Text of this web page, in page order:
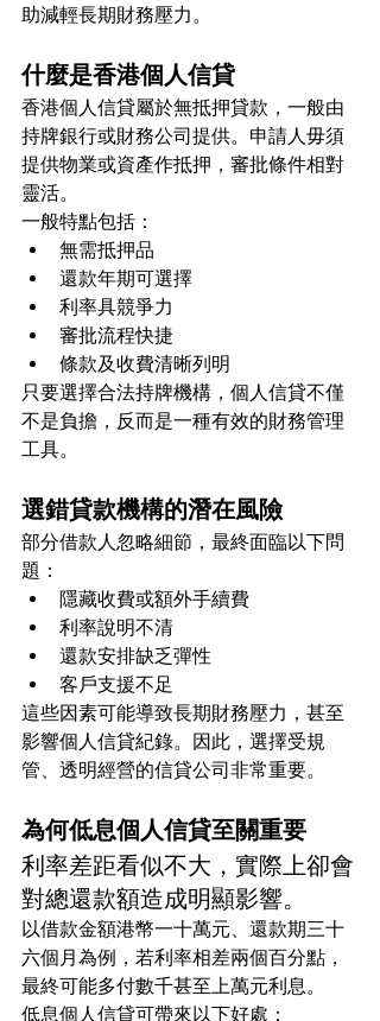
助減輕長期財務壓力。
什麼是香港個人信貸
香港個人信貸屬於無抵押貸款，一般由
持牌銀行或財務公司提供。申請人毋須
提供物業或資產作抵押，審批條件相對
靈活。
一般特點包括：
無需抵押品
還款年期可選擇
利率具競爭力
審批流程快捷
條款及收費清晰列明
只要選擇合法持牌機構，個人信貸不僅
不是負擔，反而是一種有效的財務管理
工具。
選錯貸款機構的潛在風險
部分借款人忽略細節，最終面臨以下問
題：
隱藏收費或額外手續費
利率說明不清
還款安排缺乏彈性
客戶支援不足
這些因素可能導致長期財務壓力，甚至
影響個人信貸紀錄。因此，選擇受規
管、透明經營的信貸公司非常重要。
為何低息個人信貸至關重要
利率差距看似不大，實際上卻會
對總還款額造成明顯影響。
以借款金額港幣一十萬元、還款期三十
六個月為例，若利率相差兩個百分點，
最終可能多付數千甚至上萬元利息。
低息個人信貸可帶來以下好處：